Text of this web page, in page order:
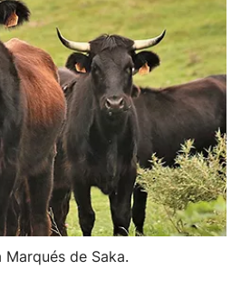
Marqués de Saka.